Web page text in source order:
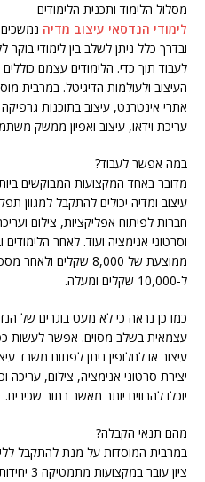
מסלול הלימוד ותכנית הלימודים
לימודי הנדסאי עיצוב מדיה
ובדרך כלל ניתן לשלב בין לימודי
לעבוד תוך כדי. הלימודים עצמם
העיצוב ולעולמות הדיגיטל. במרבית
אתרי אינטרנט, עיצוב בתוכנות גרפיקה
עריכת וידאו, עיצוב ואפיון ממשק
במה אפשר לעבוד?
מדובר באחד המקצועות המבוקשים
עיצוב ומדיה יכולים להתקבל למגוון
חברות לפיתוח אפליקציות, צילום
וסרטוני אנימציה ועוד. לאחר
ממוצעת של 8,000
ל-10,000 שקלים ומעלה.
כמו כן נראה כי לא מעט בוגרים של
עצמאית בשלב מסוים. אפשר לעשות
עיצוב או לחלופין ניתן לפתוח משרד
יצירת סרטוני אנימציה, צילום, עריכה
יוכלו להרוויח יותר מאשר בתור שכירים.
מהם תנאי הקבלה?
במרבית המוסדות על מנת להתקבל